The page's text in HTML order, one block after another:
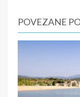
usluga. Slobodno
SMENE
Od 7 do 10-15 noći
POVEZANE